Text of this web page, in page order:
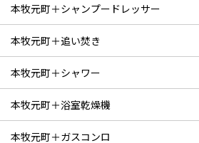
本牧元町＋シャンプードレッサー
本牧元町＋追い焚き
本牧元町＋シャワー
本牧元町＋浴室乾燥機
本牧元町＋ガスコンロ